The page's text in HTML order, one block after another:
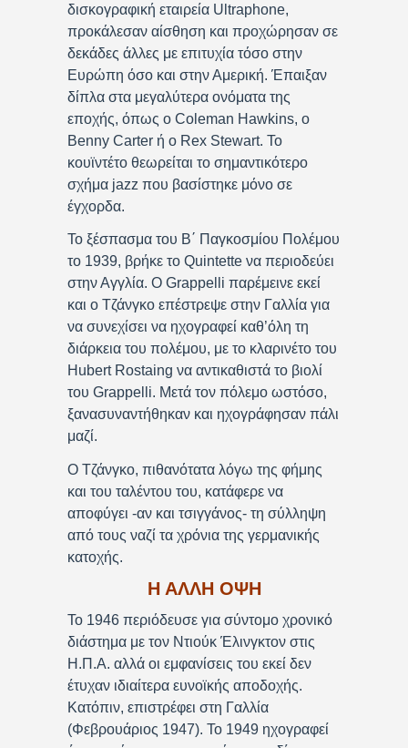
δισκογραφική εταιρεία Ultraphone,
προκάλεσαν αίσθηση και προχώρησαν σε
δεκάδες άλλες με επιτυχία τόσο στην
Ευρώπη όσο και στην Αμερική. Έπαιξαν
δίπλα στα μεγαλύτερα ονόματα της
εποχής, όπως ο Coleman Hawkins, ο
Benny Carter ή ο Rex Stewart. Το
κουϊντέτο θεωρείται το σημαντικότερο
σχήμα jazz που βασίστηκε μόνο σε
έγχορδα.
Το ξέσπασμα του Β΄ Παγκοσμίου Πολέμου
το 1939, βρήκε το Quintette να περιοδεύει
στην Αγγλία. Ο Grappelli παρέμεινε εκεί
και ο Τζάνγκο επέστρεψε στην Γαλλία για
να συνεχίσει να ηχογραφεί καθ’όλη τη
διάρκεια του πολέμου, με το κλαρινέτο του
Hubert Rostaing να αντικαθιστά το βιολί
του Grappelli. Μετά τον πόλεμο ωστόσο,
ξανασυναντήθηκαν και ηχογράφησαν πάλι
μαζί.
O Τζάνγκο, πιθανότατα λόγω της φήμης
και του ταλέντου του, κατάφερε να
αποφύγει -αν και τσιγγάνος- τη σύλληψη
από τους ναζί τα χρόνια της γερμανικής
κατοχής.
Η ΑΛΛΗ ΟΨΗ
Το 1946 περιόδευσε για σύντομο χρονικό
διάστημα με τον Ντιούκ Έλινγκτον στις
Η.Π.Α. αλλά οι εμφανίσεις του εκεί δεν
έτυχαν ιδιαίτερα ευνοϊκής αποδοχής.
Κατόπιν, επιστρέφει στη Γαλλία
(Φεβρουάριος 1947). Το 1949 ηχογραφεί